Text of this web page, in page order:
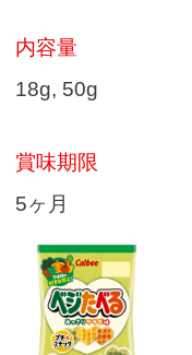
内容量
18g, 50g
賞味期限
5ヶ月